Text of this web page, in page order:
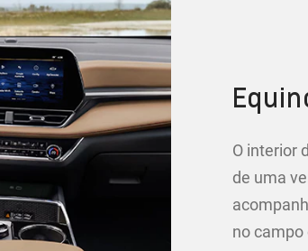
O interior
de uma
no campo